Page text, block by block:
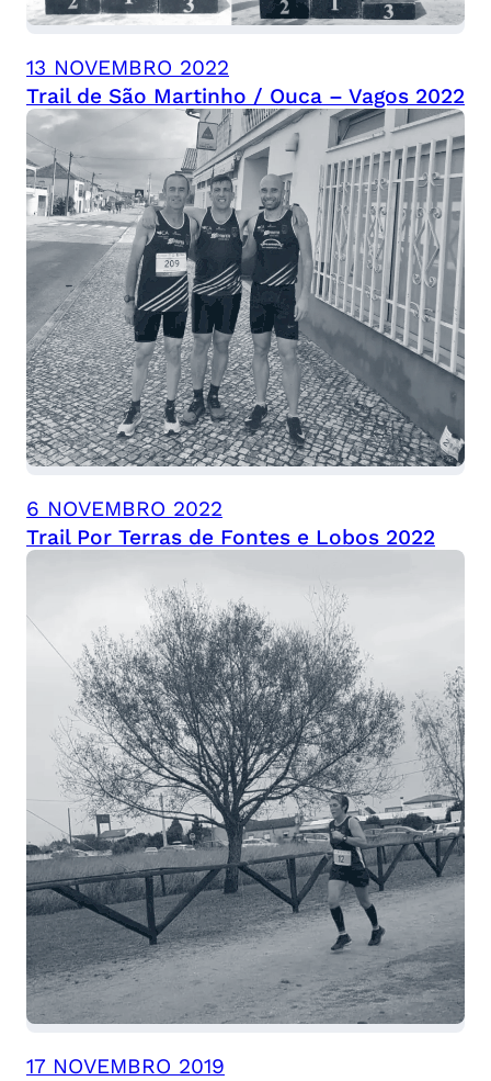
13 NOVEMBRO 2022
Trail de São Martinho / Ouca – Vagos 2022
6 NOVEMBRO 2022
Trail Por Terras de Fontes e Lobos 2022
17 NOVEMBRO 2019